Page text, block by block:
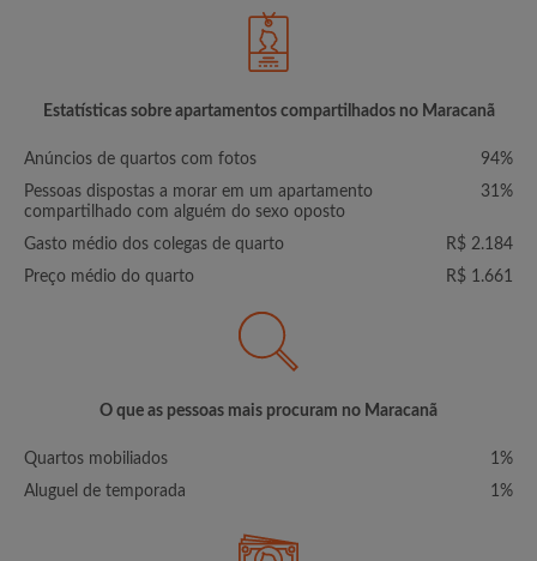
Estatísticas sobre apartamentos compartilhados no Maracanã
Anúncios de quartos com fotos
94%
Pessoas dispostas a morar em um apartamento
compartilhado com alguém do sexo oposto
31%
Gasto médio dos colegas de quarto
R$ 2.184
Preço médio do quarto
R$ 1.661
O que as pessoas mais procuram no Maracanã
Quartos mobiliados
1%
Aluguel de temporada
1%